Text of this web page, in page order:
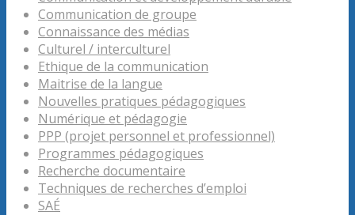
Communication de groupe
Connaissance des médias
Culturel / interculturel
Ethique de la communication
Maitrise de la langue
Nouvelles pratiques pédagogiques
Numérique et pédagogie
PPP (projet personnel et professionnel)
Programmes pédagogiques
Recherche documentaire
Techniques de recherches d’emploi
SAÉ